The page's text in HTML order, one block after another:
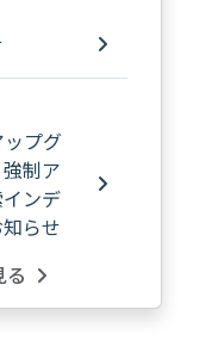
プグ
制ア
ンデ
らせ
る